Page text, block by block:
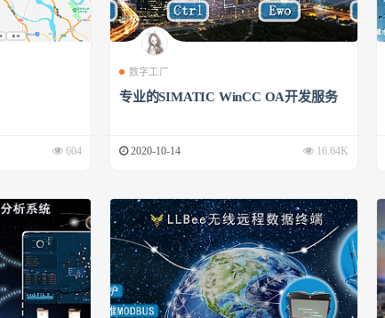
604
数字工厂
专业的SIMATIC WinCC OA开发服务
2020-10-14 16.64K